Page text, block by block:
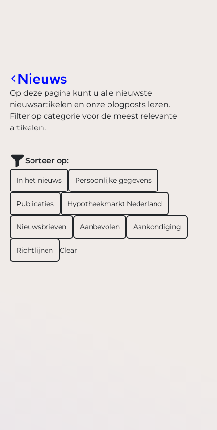
Nieuws
Op deze pagina kunt u alle nieuwste
nieuwsartikelen en onze blogposts lezen.
Filter op categorie voor de meest relevante
artikelen.
Sorteer op:
In het nieuws Persoonlijke gegevens
Publicaties Hypotheekmarkt Nederland
Nieuwsbrieven Aanbevolen Aankondiging
Richtlijnen Clear